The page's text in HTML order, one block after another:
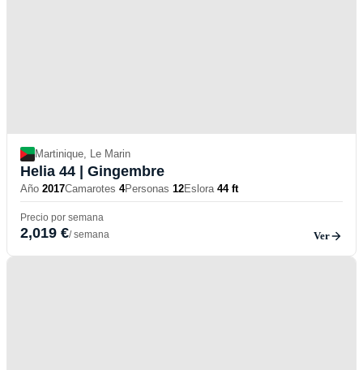
Martinique, Le Marin
Helia 44 | Gingembre
Año 2017Camarotes 4Personas 12Eslora 44 ft
Precio por semana
2,019 €/ semana Ver